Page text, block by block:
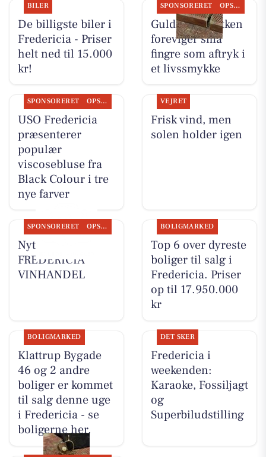
BILER
De billigste biler i
Fredericia - Priser
helt ned til 15.000
kr!
SPONSORERET OPSLAGSTAVLEN
Guldsmed Lütken
foreviger små
fingre som aftryk i
et livssmykke
SPONSORERET OPSLAGSTAVLEN
USO Fredericia
præsenterer
populær
viscosebluse fra
Black Colour i tre
nye farver
VEJRET
Frisk vind, men
solen holder igen
SPONSORERET OPSLAGSTAVLEN
Nyt fra
FREDERICIA
VINHANDEL
BOLIGMARKED
Top 6 over dyreste
boliger til salg i
Fredericia. Priser
op til 17.950.000
kr
BOLIGMARKED
Klattrup Bygade
46 og 2 andre
boliger er kommet
til salg denne uge
i Fredericia - se
boligerne her.
DET SKER
Fredericia i
weekenden:
Karaoke, Fossiljagt
og
Superbiludstilling